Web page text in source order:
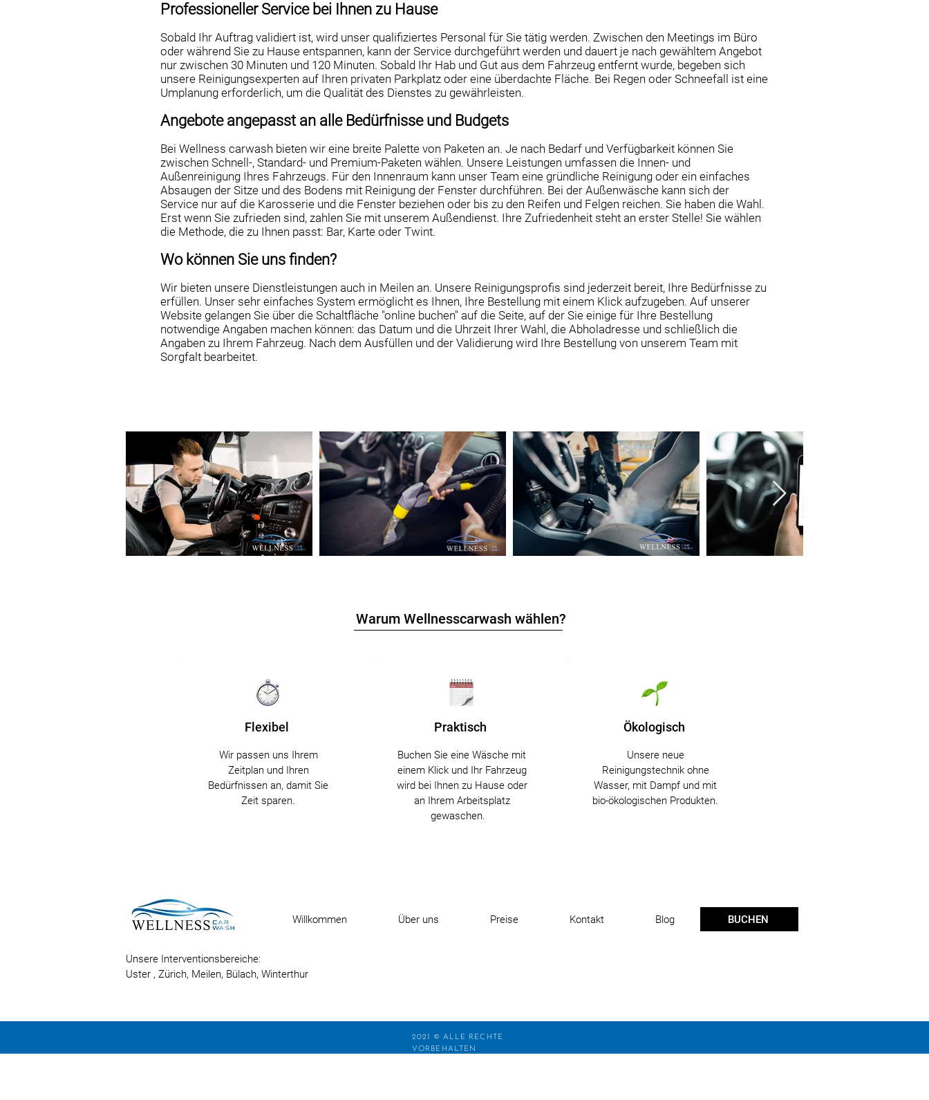
Professioneller Service bei Ihnen zu Hause
Sobald Ihr Auftrag validiert ist, wird unser qualifiziertes Personal für Sie tätig werden. Zwischen den Meetings im Büro
oder während Sie zu Hause entspannen, kann der Service durchgeführt werden und dauert je nach gewähltem Angebot
nur zwischen 30 Minuten und 120 Minuten. Sobald Ihr Hab und Gut aus dem Fahrzeug entfernt wurde, begeben sich
unsere Reinigungsexperten auf Ihren privaten Parkplatz oder eine überdachte Fläche. Bei Regen oder Schneefall ist eine
Umplanung erforderlich, um die Qualität des Dienstes zu gewährleisten.
Angebote angepasst an alle Bedürfnisse und Budgets
Bei Wellness carwash bieten wir eine breite Palette von Paketen an. Je nach Bedarf und Verfügbarkeit können Sie
zwischen Schnell-, Standard- und Premium-Paketen wählen. Unsere Leistungen umfassen die Innen- und
Außenreinigung Ihres Fahrzeugs. Für den Innenraum kann unser Team eine gründliche Reinigung oder ein einfaches
Absaugen der Sitze und des Bodens mit Reinigung der Fenster durchführen. Bei der Außenwäsche kann sich der
Service nur auf die Karosserie und die Fenster beziehen oder bis zu den Reifen und Felgen reichen. Sie haben die Wahl.
Erst wenn Sie zufrieden sind, zahlen Sie mit unserem Außendienst. Ihre Zufriedenheit steht an erster Stelle! Sie wählen
die Methode, die zu Ihnen passt: Bar, Karte oder Twint.
Wo können Sie uns finden?
Wir bieten unsere Dienstleistungen auch in Meilen an. Unsere Reinigungsprofis sind jederzeit bereit, Ihre Bedürfnisse zu
erfüllen. Unser sehr einfaches System ermöglicht es Ihnen, Ihre Bestellung mit einem Klick aufzugeben. Auf unserer
Website gelangen Sie über die Schaltfläche "online buchen" auf die Seite, auf der Sie einige für Ihre Bestellung
notwendige Angaben machen können: das Datum und die Uhrzeit Ihrer Wahl, die Abholadresse und schließlich die
Angaben zu Ihrem Fahrzeug. Nach dem Ausfüllen und der Validierung wird Ihre Bestellung von unserem Team mit
Sorgfalt bearbeitet.
Warum Wellnesscarwash wählen?
Flexibel
Wir passen uns Ihrem
Zeitplan und Ihren
Bedürfnissen an, damit Sie
Zeit sparen.
Praktisch
Buchen Sie eine Wäsche mit
einem Klick und Ihr Fahrzeug
wird bei Ihnen zu Hause oder
an Ihrem Arbeitsplatz
gewaschen.
Ökologisch
Unsere neue
Reinigungstechnik ohne
Wasser, mit Dampf und mit
bio-ökologischen Produkten.
Willkommen Über uns Preise Kontakt Blog BUCHEN
Unsere Interventionsbereiche:
Uster , Zürich, Meilen, Bülach, Winterthur
2021 © ALLE RECHTE
VORBEHALTEN